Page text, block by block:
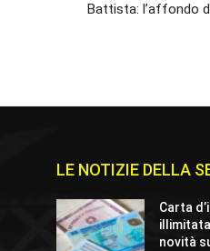
Battista: l’affondo
LE NOTIZIE DELLA
Carta
novità